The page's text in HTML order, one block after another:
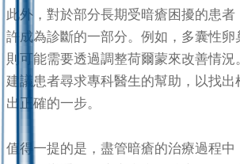
此外，對於部分長期受暗瘡困擾的患
許成為診斷的一部分。例如，多囊性卵
則可能需要透過調整荷爾蒙來改善情況
建議患者尋求專科醫生的幫助，以找出
出正確的一步。
值得一提的是，盡管暗瘡的治療過程中